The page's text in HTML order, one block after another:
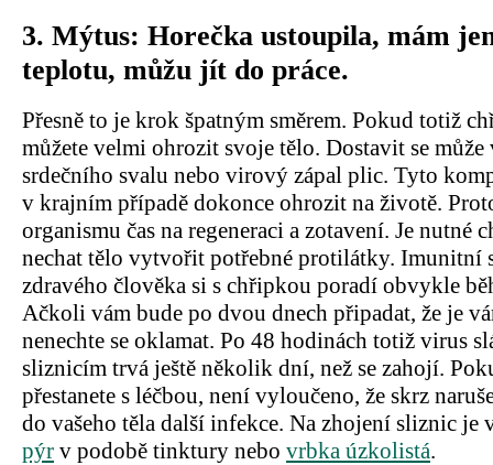
3. Mýtus: Horečka ustoupila, mám
teplotu, můžu jít do práce.
Přesně to je krok špatným směrem. Pokud totiž
můžete velmi ohrozit svoje tělo. Dostavit se
srdečního svalu nebo virový zápal plic. Tyto
v krajním případě dokonce ohrozit na životě.
organismu čas na regeneraci a zotavení. Je nutné
nechat tělo vytvořit potřebné protilátky. Imunitní
zdravého člověka si s chřipkou poradí obvykle
Ačkoli vám bude po dvou dnech připadat, že je
nenechte se oklamat. Po 48 hodinách totiž virus
sliznicím trvá ještě několik dní, než se zahojí.
přestanete s léčbou, není vyloučeno, že skrz
do vašeho těla další infekce. Na zhojení sliznic je
pýr v podobě tinktury nebo vrbka úzkolistá.